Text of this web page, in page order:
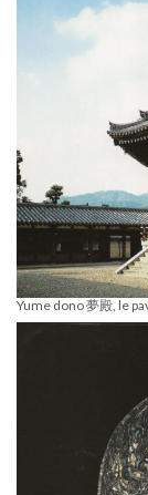
Yume dono 夢殿, le